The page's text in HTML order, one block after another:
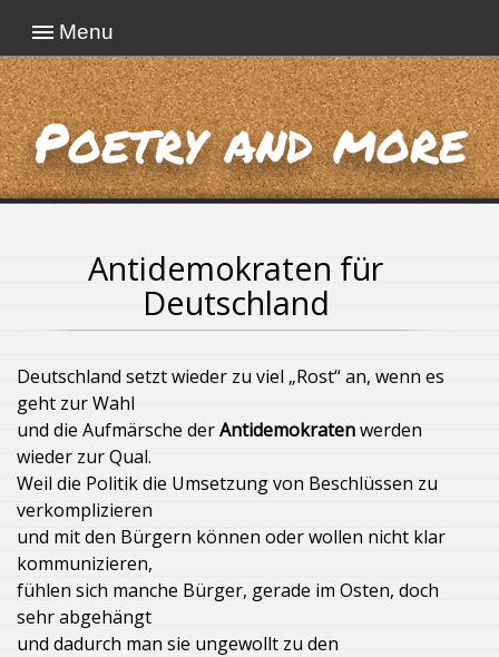
Menu
Poetry and more
Antidemokraten für
Deutschland
Deutschland setzt wieder zu viel „Rost“ an, wenn es
geht zur Wahl
und die Aufmärsche derAntidemokratenwerden
wieder zur Qual.
Weil die Politik die Umsetzung von Beschlüssen zu
verkomplizieren
und mit den Bürgern können oder wollen nicht klar
kommunizieren,
fühlen sich manche Bürger, gerade im Osten, doch
sehr abgehängt
und dadurch man sie ungewollt zu den